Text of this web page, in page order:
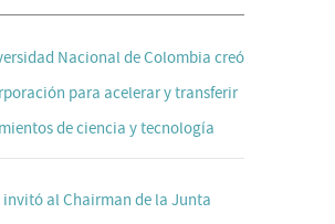
Nacional de Colombia creó
para acelerar y transferir
de ciencia y tecnología
invitó al Chairman de la Junta